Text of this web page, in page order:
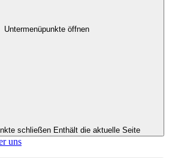
Untermenüpunkte öffnen
schließen Enthält die aktuelle Seite
uns